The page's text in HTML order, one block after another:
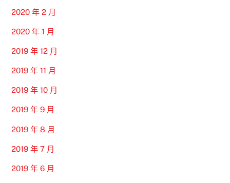
2020 年 2 月
2020 年 1 月
2019 年 12 月
2019 年 11 月
2019 年 10 月
2019 年 9 月
2019 年 8 月
2019 年 7 月
2019 年 6 月